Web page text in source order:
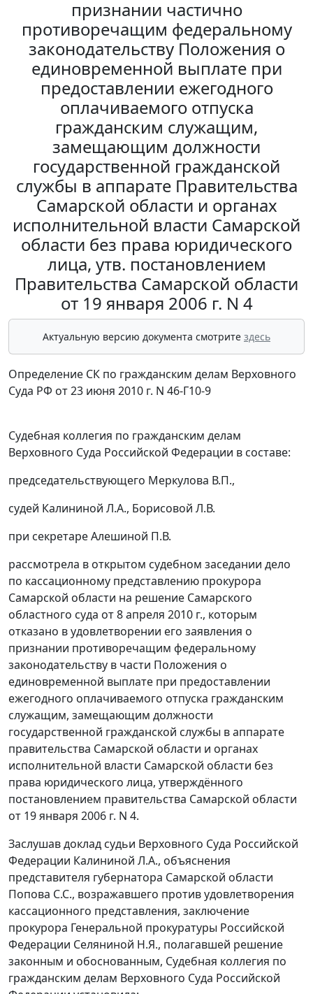
признании частично
противоречащим федеральному
законодательству Положения о
единовременной выплате при
предоставлении ежегодного
оплачиваемого отпуска
гражданским служащим,
замещающим должности
государственной гражданской
службы в аппарате Правительства
Самарской области и органах
исполнительной власти Самарской
области без права юридического
лица, утв. постановлением
Правительства Самарской области
от 19 января 2006 г. N 4
Актуальную версию документа смотрите здесь
Определение СК по гражданским делам Верховного
Суда РФ от 23 июня 2010 г. N 46-Г10-9
Судебная коллегия по гражданским делам
Верховного Суда Российской Федерации в составе:
председательствующего Меркулова В.П.,
судей Калининой Л.А., Борисовой Л.В.
при секретаре Алешиной П.В.
рассмотрела в открытом судебном заседании дело
по кассационному представлению прокурора
Самарской области на решение Самарского
областного суда от 8 апреля 2010 г., которым
отказано в удовлетворении его заявления о
признании противоречащим федеральному
законодательству в части Положения о
единовременной выплате при предоставлении
ежегодного оплачиваемого отпуска гражданским
служащим, замещающим должности
государственной гражданской службы в аппарате
правительства Самарской области и органах
исполнительной власти Самарской области без
права юридического лица, утверждённого
постановлением правительства Самарской области
от 19 января 2006 г. N 4.
Заслушав доклад судьи Верховного Суда Российской
Федерации Калининой Л.А., объяснения
представителя губернатора Самарской области
Попова С.С., возражавшего против удовлетворения
кассационного представления, заключение
прокурора Генеральной прокуратуры Российской
Федерации Селяниной Н.Я., полагавшей решение
законным и обоснованным, Судебная коллегия по
гражданским делам Верховного Суда Российской